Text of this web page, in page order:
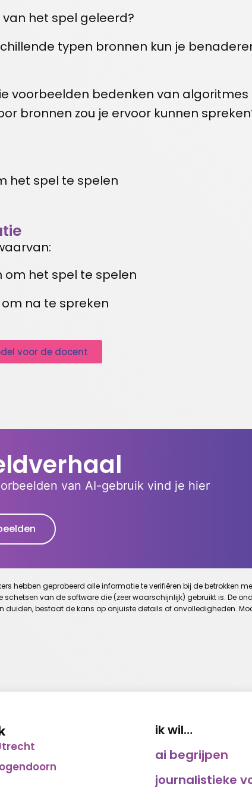
het spel geleerd?
typen bronnen kun je
voorbeelden bedenken van
bronnen zou je ervoor kunnen
het spel te spelen
om het spel te spelen
om na te spreken
voor de docent
van AI-gebruik vind je hier
hebben geprobeerd alle informatie te verifiëren bij de betrokken
schetsen van de software die (zeer waarschijnlijk) gebruikt is. De
duiden, bestaat de kans op onjuiste details of onvolledigheden.
ik wil…
ai begrijpen
journalistieke